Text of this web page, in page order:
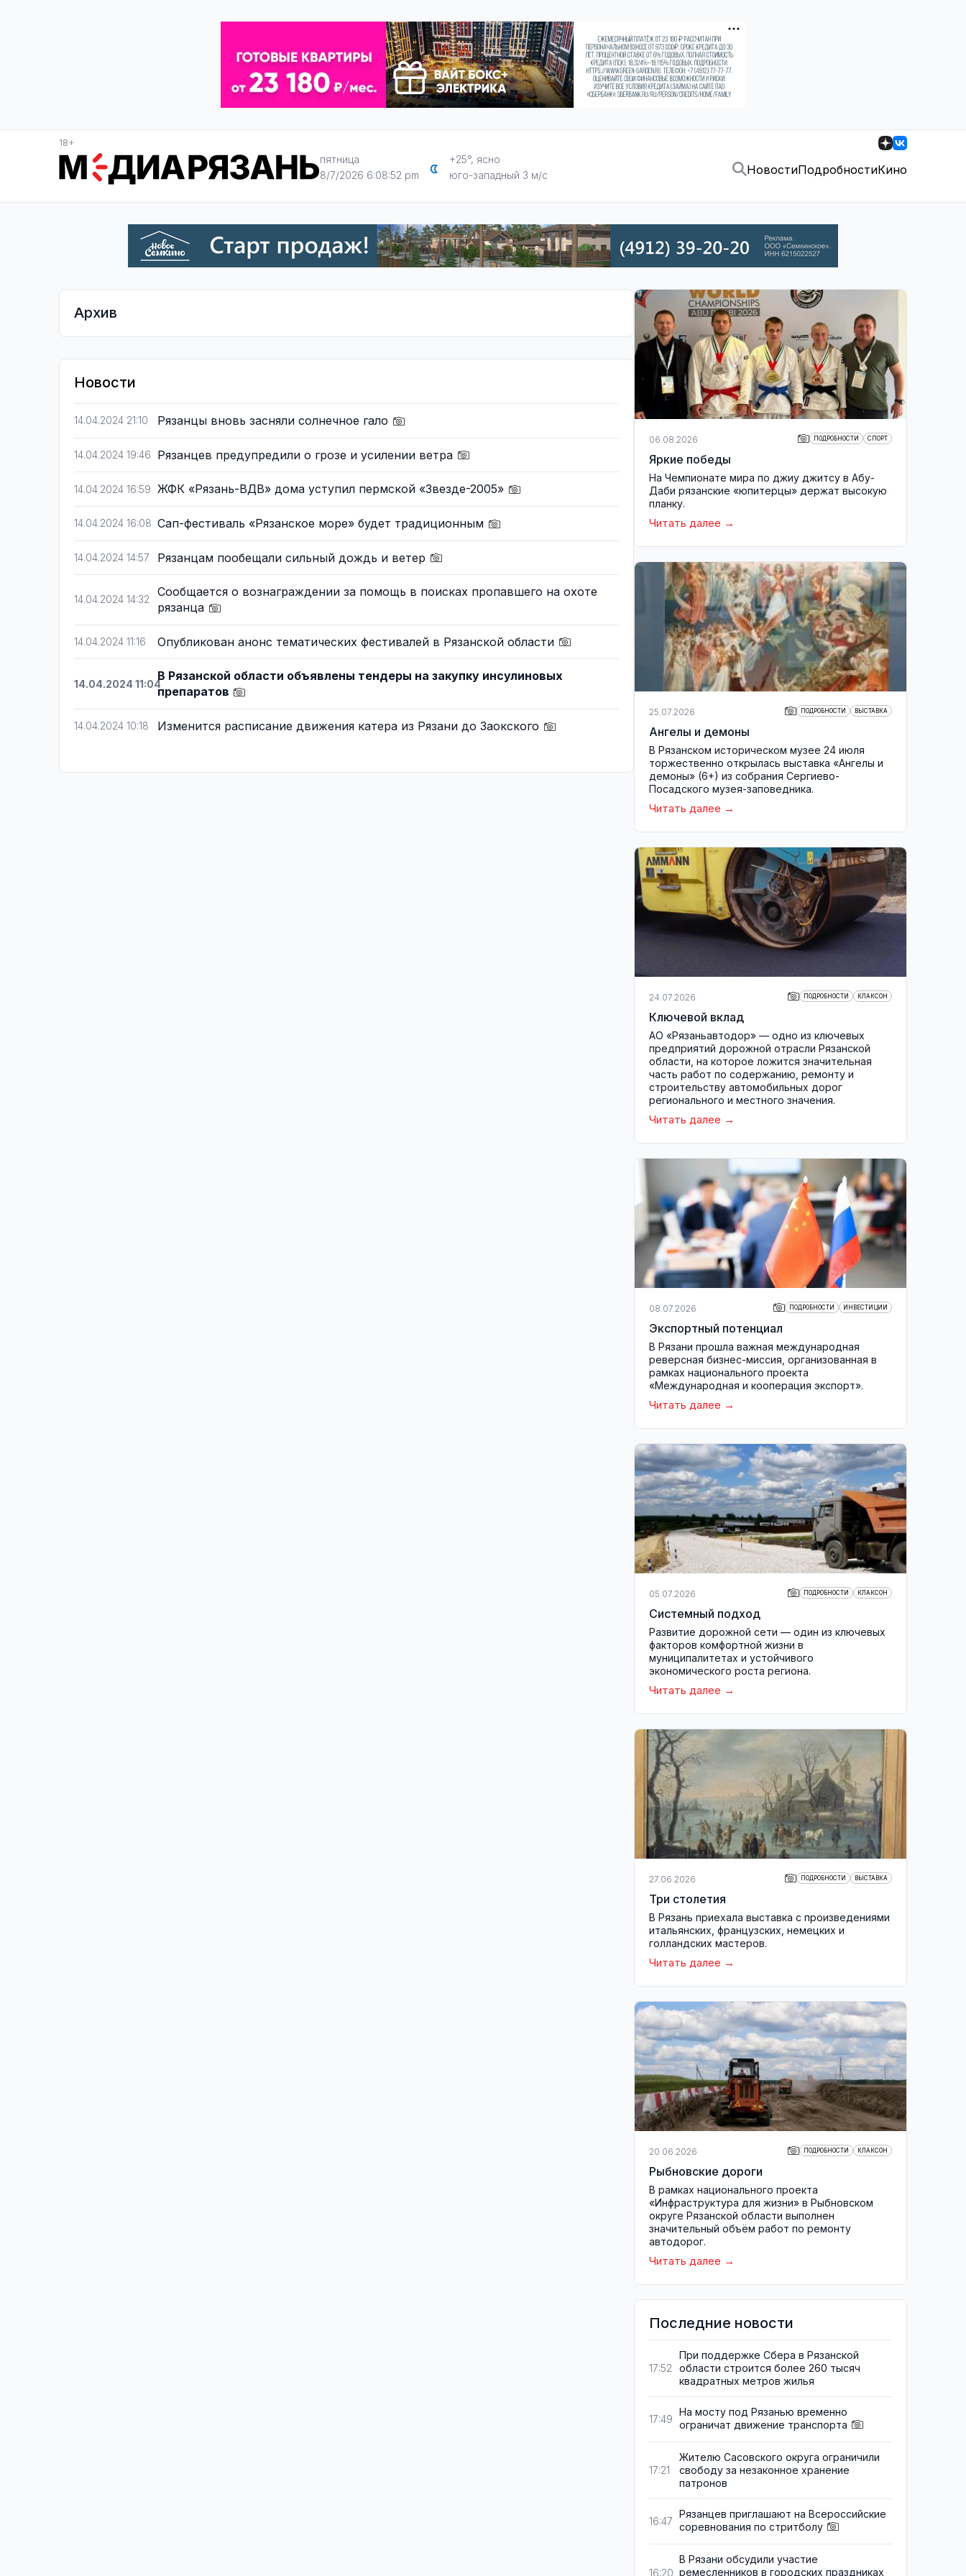
18+
пятница
8/7/2026 6:08:53 pm
+25°, ясно
юго-западный 3 м/с
НовостиПодробностиКино
Архив
Новости
14.04.2024 21:10 Рязанцы вновь засняли солнечное гало
14.04.2024 19:46 Рязанцев предупредили о грозе и усилении ветра
14.04.2024 16:59 ЖФК «Рязань-ВДВ» дома уступил пермской «Звезде-2005»
14.04.2024 16:08 Сап-фестиваль «Рязанское море» будет традиционным
14.04.2024 14:57 Рязанцам пообещали сильный дождь и ветер
14.04.2024 14:32
Сообщается о вознаграждении за помощь в поисках пропавшего на охоте
рязанца
14.04.2024 11:16 Опубликован анонс тематических фестивалей в Рязанской области
14.04.2024 11:04
В Рязанской области объявлены тендеры на закупку инсулиновых
препаратов
14.04.2024 10:18 Изменится расписание движения катера из Рязани до Заокского
06.08.2026 ПОДРОБНОСТИ СПОРТ
Яркие победы
На Чемпионате мира по джиу джитсу в Абу-
Даби рязанские «юпитерцы» держат высокую
планку.
Читать далее
25.07.2026 ПОДРОБНОСТИ ВЫСТАВКА
Ангелы и демоны
В Рязанском историческом музее 24 июля
торжественно открылась выставка «Ангелы и
демоны» (6+) из собрания Сергиево-
Посадского музея-заповедника.
Читать далее
24.07.2026 ПОДРОБНОСТИ КЛАКСОН
Ключевой вклад
АО «Рязаньавтодор» — одно из ключевых
предприятий дорожной отрасли Рязанской
области, на которое ложится значительная
часть работ по содержанию, ремонту и
строительству автомобильных дорог
регионального и местного значения.
Читать далее
08.07.2026 ПОДРОБНОСТИ ИНВЕСТИЦИИ
Экспортный потенциал
В Рязани прошла важная международная
реверсная бизнес-миссия, организованная в
рамках национального проекта
«Международная и кооперация экспорт».
Читать далее
05.07.2026 ПОДРОБНОСТИ КЛАКСОН
Системный подход
Развитие дорожной сети — один из ключевых
факторов комфортной жизни в
муниципалитетах и устойчивого
экономического роста региона.
Читать далее
27.06.2026 ПОДРОБНОСТИ ВЫСТАВКА
Три столетия
В Рязань приехала выставка с произведениями
итальянских, французских, немецких и
голландских мастеров.
Читать далее
20.06.2026 ПОДРОБНОСТИ КЛАКСОН
Рыбновские дороги
В рамках национального проекта
«Инфраструктура для жизни» в Рыбновском
округе Рязанской области выполнен
значительный объём работ по ремонту
автодорог.
Читать далее
Последние новости
17:52
При поддержке Сбера в Рязанской
области строится более 260 тысяч
квадратных метров жилья
17:49
На мосту под Рязанью временно
ограничат движение транспорта
17:21
Жителю Сасовского округа ограничили
свободу за незаконное хранение
патронов
16:47
Рязанцев приглашают на Всероссийские
соревнования по стритболу
16:20
В Рязани обсудили участие
ремесленников в городских праздниках